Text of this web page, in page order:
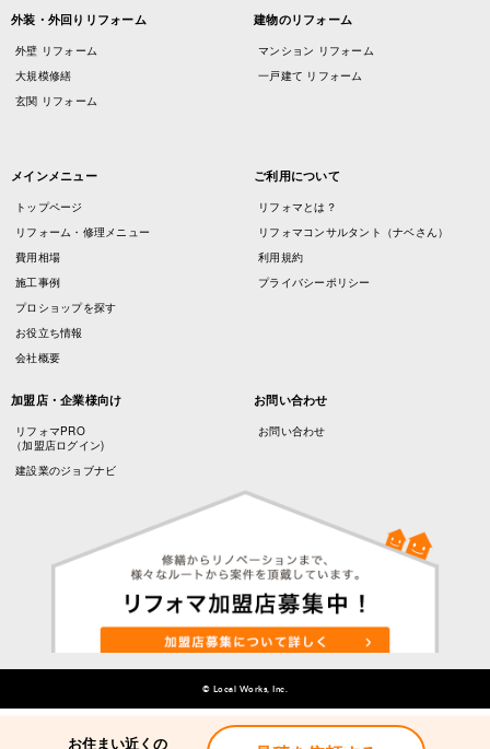
外装・外回りリフォーム
外壁 リフォーム
大規模修繕
玄関 リフォーム
建物のリフォーム
マンション リフォーム
一戸建て リフォーム
メインメニュー
トップページ
リフォーム・修理メニュー
費用相場
施工事例
プロショップを探す
お役立ち情報
会社概要
ご利用について
リフォマとは？
リフォマコンサルタント（ナベさん）
利用規約
プライバシーポリシー
加盟店・企業様向け
リフォマPRO
（加盟店ログイン)
建設業のジョブナビ
お問い合わせ
お問い合わせ
© Local Works, Inc.
お住まい近くの